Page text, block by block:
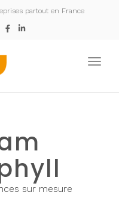
partout en France
sur mesure